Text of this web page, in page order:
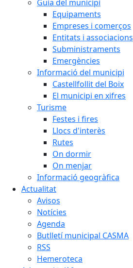
Guia del municipi
Equipaments
Empreses i comerços
Entitats i associacions
Subministraments
Emergències
Informació del municipi
Castellfollit del Boix
El municipi en xifres
Turisme
Festes i fires
Llocs d'interès
Rutes
On dormir
On menjar
Informació geogràfica
Actualitat
Avisos
Notícies
Agenda
Butlletí municipal CASMA
RSS
Hemeroteca